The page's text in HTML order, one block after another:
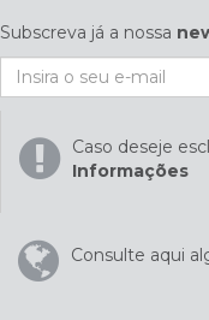
Subscreva já a nossa
Caso deseje
Informações
Consulte aqui